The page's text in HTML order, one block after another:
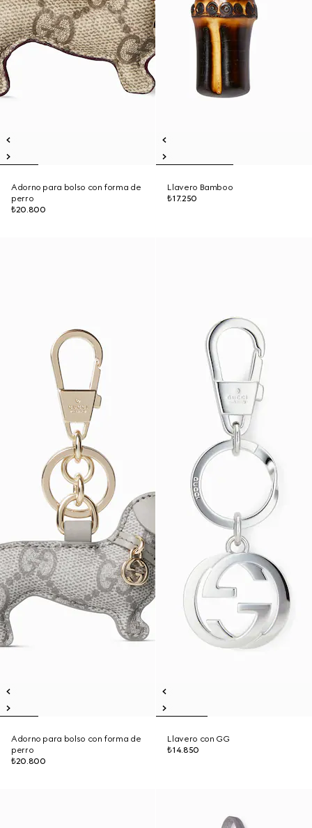
Adorno para bolso con forma de
perro
₺20.800
Llavero Bamboo
₺17.250
Adorno para bolso con forma de
perro
₺20.800
Llavero con GG
₺14.850